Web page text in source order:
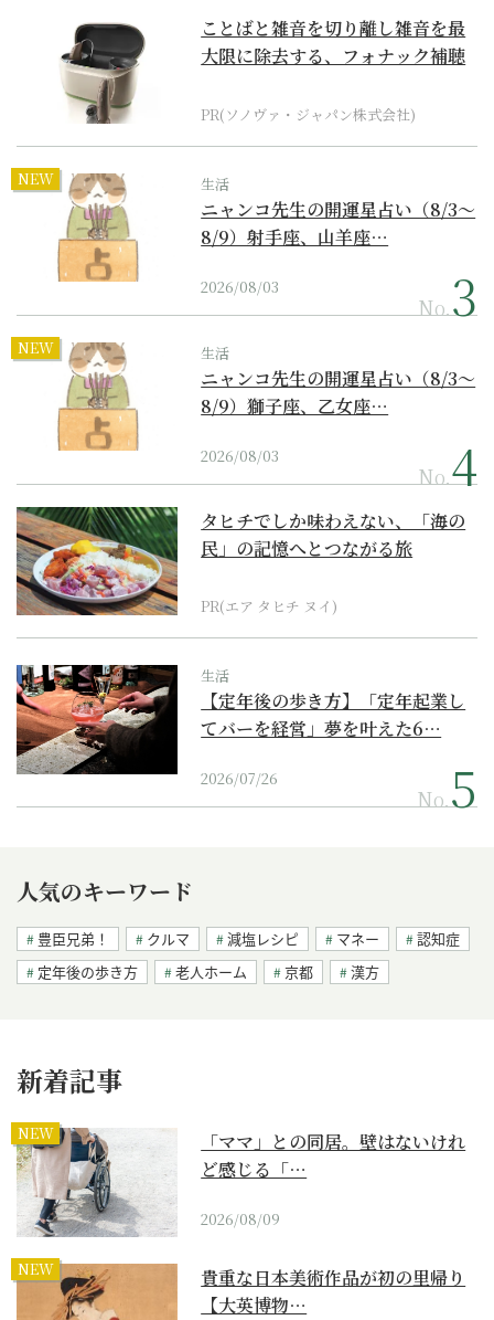
ことばと雑音を切り離し雑音を最
大限に除去する、フォナック補聴
PR(ソノヴァ・ジャパン株式会社)
NEW 生活
ニャンコ先生の開運星占い（8/3～
8/9）射手座、山羊座…
2026/08/03
No.
NEW 生活
ニャンコ先生の開運星占い（8/3～
8/9）獅子座、乙女座…
2026/08/03
No.
タヒチでしか味わえない、「海の
民」の記憶へとつながる旅
PR(エア タヒチ ヌイ)
生活
【定年後の歩き方】「定年起業し
てバーを経営」夢を叶えた6…
2026/07/26
No.
人気のキーワード
豊臣兄弟！ クルマ 減塩レシピ マネー
認知症
定年後の歩き方
老人ホーム 京都 漢方
新着記事
NEW
「ママ」との同居。壁はないけれ
ど感じる「…
2026/08/09
NEW
貴重な日本美術作品が初の里帰り
【大英博物…